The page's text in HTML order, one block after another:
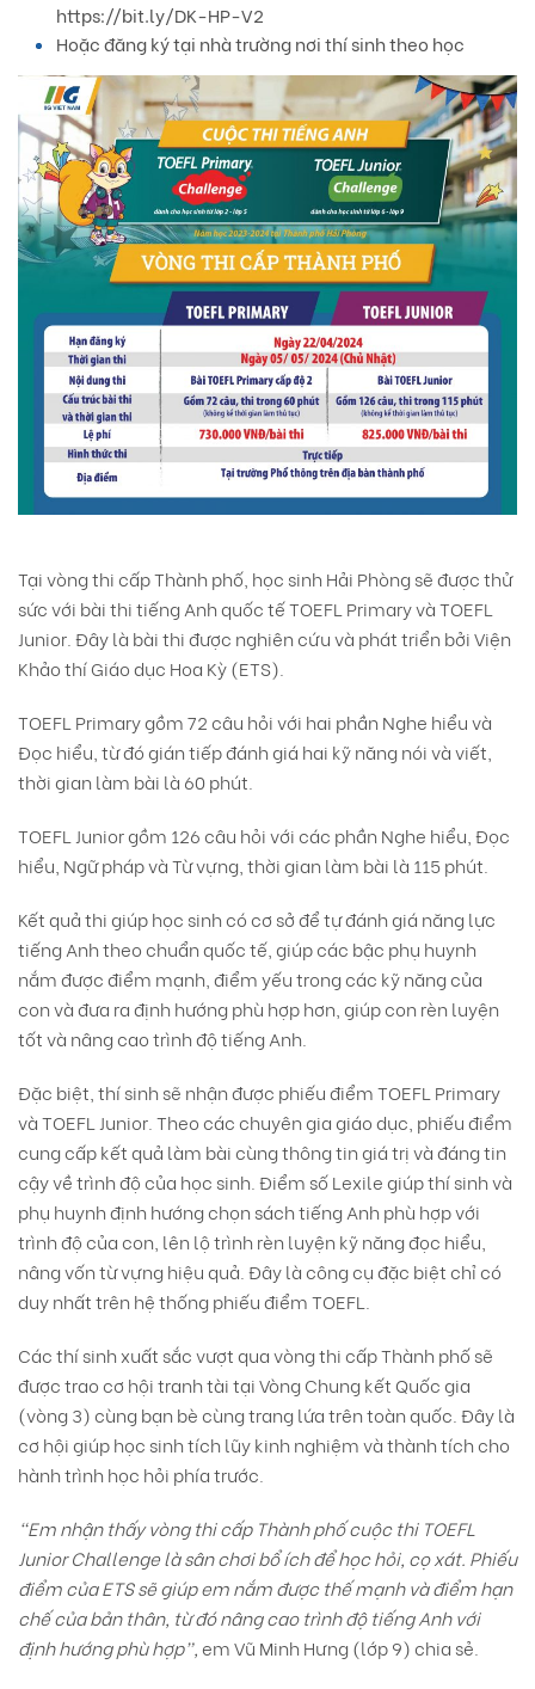
https://bit.ly/DK-HP-V2
Hoặc đăng ký tại nhà trường nơi thí sinh theo học
Tại vòng thi cấp Thành phố, học sinh Hải Phòng sẽ được thử
sức với bài thi tiếng Anh quốc tế TOEFL Primary và TOEFL
Junior. Đây là bài thi được nghiên cứu và phát triển bởi Viện
Khảo thí Giáo dục Hoa Kỳ (ETS).
TOEFL Primary gồm 72 câu hỏi với hai phần Nghe hiểu và
Đọc hiểu, từ đó gián tiếp đánh giá hai kỹ năng nói và viết,
thời gian làm bài là 60 phút.
TOEFL Junior gồm 126 câu hỏi với các phần Nghe hiểu, Đọc
hiểu, Ngữ pháp và Từ vựng, thời gian làm bài là 115 phút.
Kết quả thi giúp học sinh có cơ sở để tự đánh giá năng lực
tiếng Anh theo chuẩn quốc tế, giúp các bậc phụ huynh
nắm được điểm mạnh, điểm yếu trong các kỹ năng của
con và đưa ra định hướng phù hợp hơn, giúp con rèn luyện
tốt và nâng cao trình độ tiếng Anh.
Đặc biệt, thí sinh sẽ nhận được phiếu điểm TOEFL Primary
và TOEFL Junior. Theo các chuyên gia giáo dục, phiếu điểm
cung cấp kết quả làm bài cùng thông tin giá trị và đáng tin
cậy về trình độ của học sinh. Điểm số Lexile giúp thí sinh và
phụ huynh định hướng chọn sách tiếng Anh phù hợp với
trình độ của con, lên lộ trình rèn luyện kỹ năng đọc hiểu,
nâng vốn từ vựng hiệu quả. Đây là công cụ đặc biệt chỉ có
duy nhất trên hệ thống phiếu điểm TOEFL.
Các thí sinh xuất sắc vượt qua vòng thi cấp Thành phố sẽ
được trao cơ hội tranh tài tại Vòng Chung kết Quốc gia
(vòng 3) cùng bạn bè cùng trang lứa trên toàn quốc. Đây là
cơ hội giúp học sinh tích lũy kinh nghiệm và thành tích cho
hành trình học hỏi phía trước.
“Em nhận thấy vòng thi cấp Thành phố cuộc thi TOEFL
Junior Challenge là sân chơi bổ ích để học hỏi, cọ xát. Phiếu
điểm của ETS sẽ giúp em nắm được thế mạnh và điểm hạn
chế của bản thân, từ đó nâng cao trình độ tiếng Anh với
định hướng phù hợp”, em Vũ Minh Hưng (lớp 9) chia sẻ.